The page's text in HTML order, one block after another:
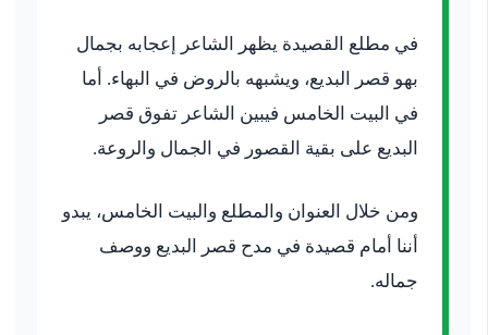
في مطلع القصيدة يظهر الشاعر إعجابه بجمال
بهو قصر البديع، ويشبهه بالروض في البهاء. أما
في البيت الخامس فيبين الشاعر تفوق قصر
البديع على بقية القصور في الجمال والروعة.
ومن خلال العنوان والمطلع والبيت الخامس، يبدو
أننا أمام قصيدة في مدح قصر البديع ووصف
جماله.